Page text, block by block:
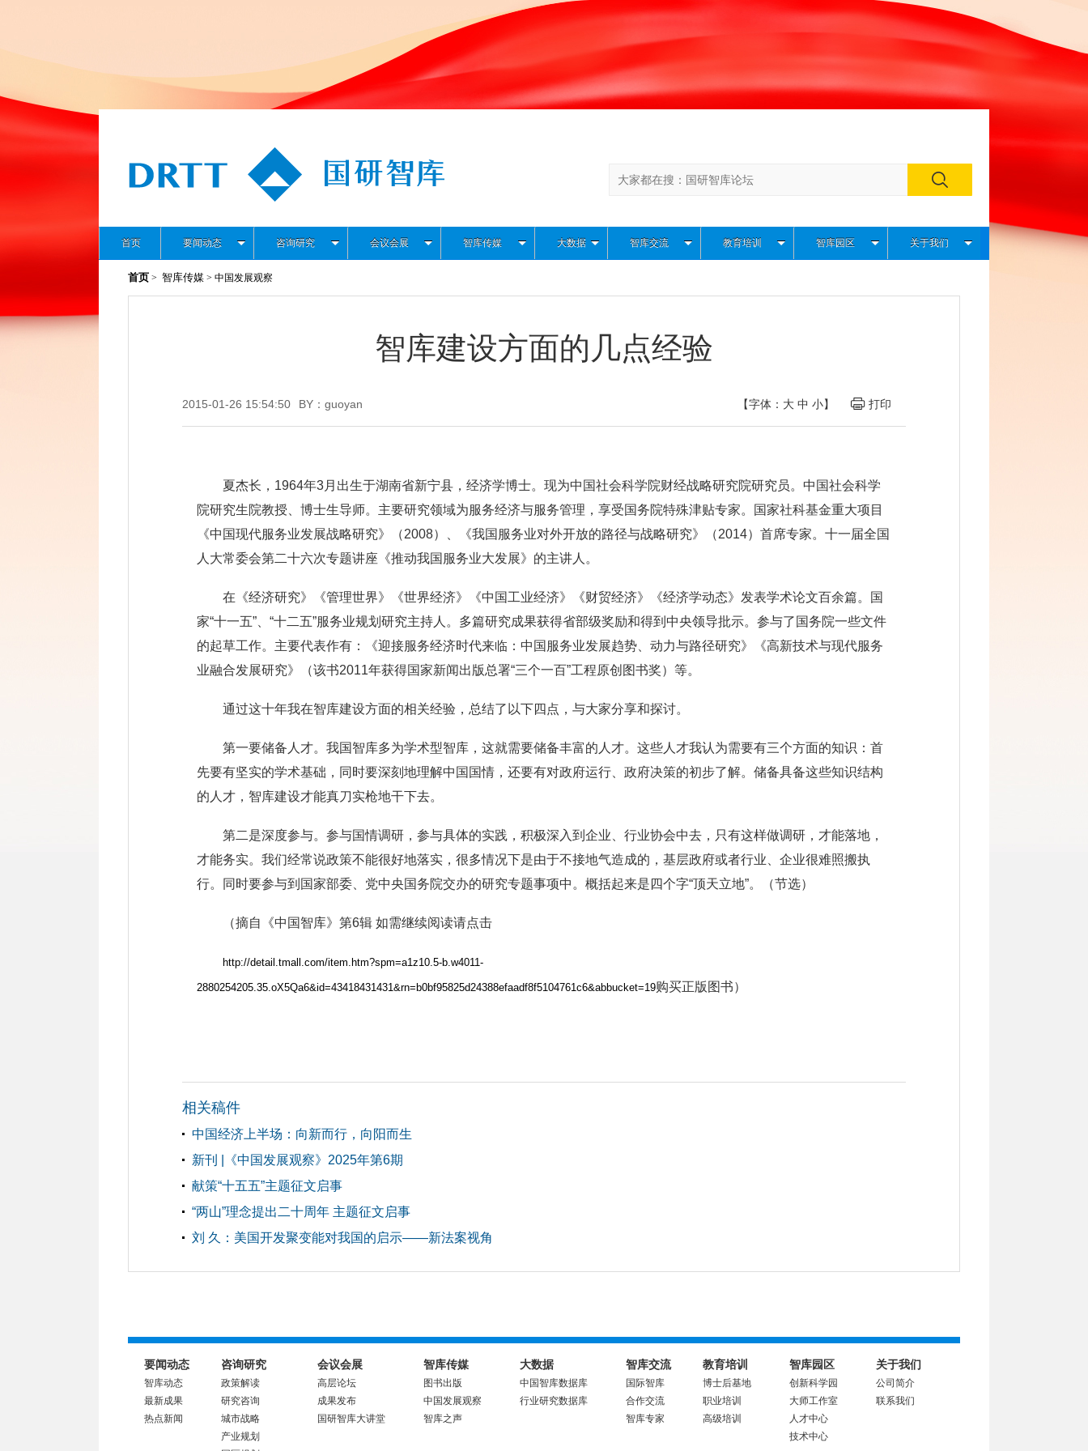
首页 要闻动态 咨询研究 会议会展 智库传媒 大数据 智库交流 教育培训 智库园区 关于我们
首页 > 智库传媒 > 中国发展观察
智库建设方面的几点经验
2015-01-26 15:54:50 BY：guoyan 【字体： 大 中 小】 打印
夏杰长，1964年3月出生于湖南省新宁县，经济学博士。现为中国社会科学院财经战略研究院研究员。中国社会科学
院研究生院教授、博士生导师。主要研究领域为服务经济与服务管理，享受国务院特殊津贴专家。国家社科基金重大项目
《中国现代服务业发展战略研究》（2008）、《我国服务业对外开放的路径与战略研究》（2014）首席专家。十一届全国
人大常委会第二十六次专题讲座《推动我国服务业大发展》的主讲人。
在《经济研究》《管理世界》《世界经济》《中国工业经济》《财贸经济》《经济学动态》发表学术论文百余篇。国
家“十一五”、“十二五”服务业规划研究主持人。多篇研究成果获得省部级奖励和得到中央领导批示。参与了国务院一些文件
的起草工作。主要代表作有：《迎接服务经济时代来临：中国服务业发展趋势、动力与路径研究》《高新技术与现代服务
业融合发展研究》（该书2011年获得国家新闻出版总署“三个一百”工程原创图书奖）等。
通过这十年我在智库建设方面的相关经验，总结了以下四点，与大家分享和探讨。
第一要储备人才。我国智库多为学术型智库，这就需要储备丰富的人才。这些人才我认为需要有三个方面的知识：首
先要有坚实的学术基础，同时要深刻地理解中国国情，还要有对政府运行、政府决策的初步了解。储备具备这些知识结构
的人才，智库建设才能真刀实枪地干下去。
第二是深度参与。参与国情调研，参与具体的实践，积极深入到企业、行业协会中去，只有这样做调研，才能落地，
才能务实。我们经常说政策不能很好地落实，很多情况下是由于不接地气造成的，基层政府或者行业、企业很难照搬执
行。同时要参与到国家部委、党中央国务院交办的研究专题事项中。概括起来是四个字“顶天立地”。（节选）
（摘自《中国智库》第6辑 如需继续阅读请点击
http://detail.tmall.com/item.htm?spm=a1z10.5-b.w4011-
2880254205.35.oX5Qa6&id=43418431431&rn=b0bf95825d24388efaadf8f5104761c6&abbucket=19购买正版图书）
相关稿件
中国经济上半场：向新而行，向阳而生
新刊 |《中国发展观察》2025年第6期
献策“十五五”主题征文启事
“两山”理念提出二十周年 主题征文启事
刘 久：美国开发聚变能对我国的启示——新法案视角
要闻动态
智库动态
最新成果
热点新闻
咨询研究
政策解读
研究咨询
城市战略
产业规划
会议会展
高层论坛
成果发布
国研智库大讲堂
智库传媒
图书出版
中国发展观察
智库之声
大数据
中国智库数据库
行业研究数据库
智库交流
国际智库
合作交流
智库专家
教育培训
博士后基地
职业培训
高级培训
智库园区
创新科学园
大师工作室
人才中心
技术中心
关于我们
公司简介
联系我们